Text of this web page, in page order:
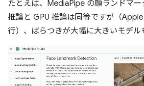
たとえば、MediaPipe の顔ランドマー
推論と GPU 推論は同等ですが（
行）、ばらつきが大幅に大きいモデル